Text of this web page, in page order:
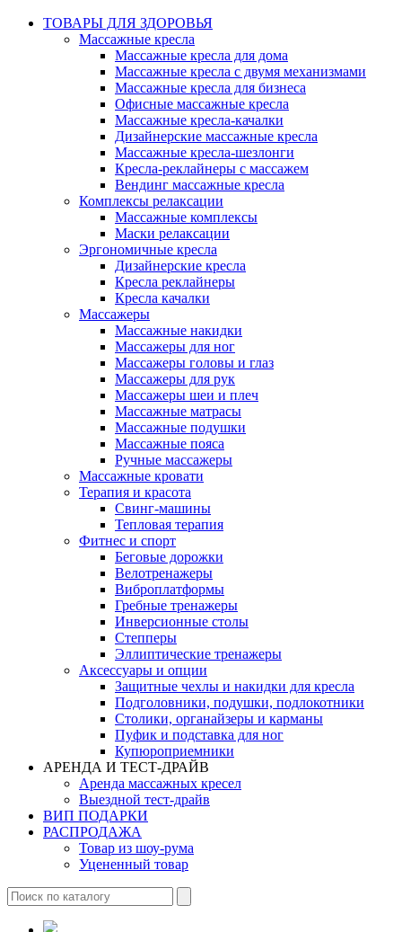
ТОВАРЫ ДЛЯ ЗДОРОВЬЯ
Массажные кресла
Массажные кресла для дома
Массажные кресла с двумя механизмами
Массажные кресла для бизнеса
Офисные массажные кресла
Массажные кресла-качалки
Дизайнерские массажные кресла
Массажные кресла-шезлонги
Кресла-реклайнеры с массажем
Вендинг массажные кресла
Комплексы релаксации
Массажные комплексы
Маски релаксации
Эргономичные кресла
Дизайнерские кресла
Кресла реклайнеры
Кресла качалки
Массажеры
Массажные накидки
Массажеры для ног
Массажеры головы и глаз
Массажеры для рук
Массажеры шеи и плеч
Массажные матрасы
Массажные подушки
Массажные пояса
Ручные массажеры
Массажные кровати
Терапия и красота
Свинг-машины
Тепловая терапия
Фитнес и спорт
Беговые дорожки
Велотренажеры
Виброплатформы
Гребные тренажеры
Инверсионные столы
Степперы
Эллиптические тренажеры
Аксессуары и опции
Защитные чехлы и накидки для кресла
Подголовники, подушки, подлокотники
Столики, органайзеры и карманы
Пуфик и подставка для ног
Купюроприемники
АРЕНДА И ТЕСТ-ДРАЙВ
Аренда массажных кресел
Выездной тест-драйв
ВИП ПОДАРКИ
РАСПРОДАЖА
Товар из шоу-рума
Уцененный товар